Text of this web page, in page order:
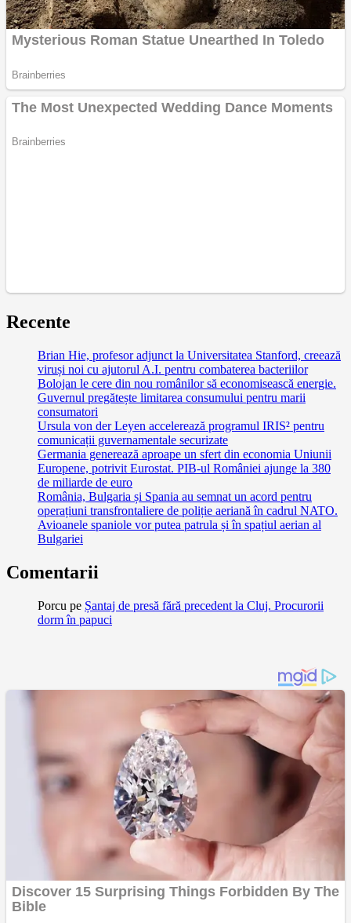
Recente
Brian Hie, profesor adjunct la Universitatea Stanford, creează
viruși noi cu ajutorul A.I. pentru combaterea bacteriilor
Bolojan le cere din nou românilor să economisească energie.
Guvernul pregătește limitarea consumului pentru marii
consumatori
Ursula von der Leyen accelerează programul IRIS² pentru
comunicații guvernamentale securizate
Germania generează aproape un sfert din economia Uniunii
Europene, potrivit Eurostat. PIB-ul României ajunge la 380
de miliarde de euro
România, Bulgaria și Spania au semnat un acord pentru
operațiuni transfrontaliere de poliție aeriană în cadrul NATO.
Avioanele spaniole vor putea patrula și în spațiul aerian al
Bulgariei
Comentarii
Porcu pe Șantaj de presă fără precedent la Cluj. Procurorii
dorm în papuci